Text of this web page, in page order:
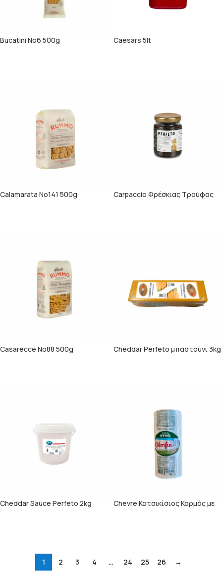
Bucatini No6 500g Caesars 5lt
Calamarata Νο141 500g
Carpaccio Φρέσκιας Τρούφας
Casarecce Νο88 500g Cheddar Perfeto μπαστούνι 3kg
Cheddar Sauce Perfeto 2kg
Chevre Κατσικίσιος Κορμός με
1 2 3 4 … 24 25 26 →